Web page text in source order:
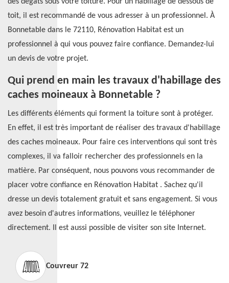
toit, il est recommandé de vous adresser à un professionnel. À
Bonnetable dans le 72110, Rénovation Habitat est un
professionnel à qui vous pouvez faire confiance. Demandez-lui
un devis de votre projet.
Qui prend en main les travaux d'habillage des
caches moineaux à Bonnetable ?
Les différents éléments qui forment la toiture sont à protéger.
En effet, il est très important de réaliser des travaux d'habillage
des caches moineaux. Pour faire ces interventions qui sont très
complexes, il va falloir rechercher des professionnels en la
matière. Par conséquent, nous pouvons vous recommander de
placer votre confiance en Rénovation Habitat . Sachez qu'il
dresse un devis totalement gratuit et sans engagement. Si vous
avez besoin d'autres informations, veuillez le téléphoner
directement. Il est aussi possible de visiter son site Internet.
Couvreur 72